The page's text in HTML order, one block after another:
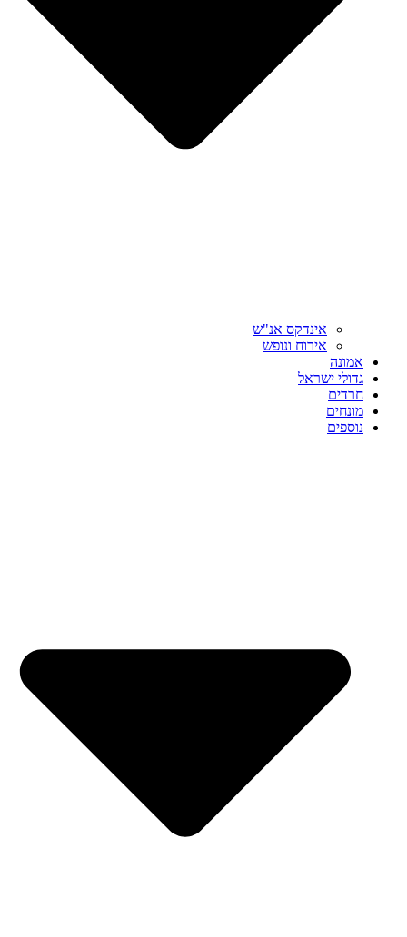
אינדקס אנ"ש
אירוח ונופש
אמונה
גדולי ישראל
חרדים
מונחים
נוספים